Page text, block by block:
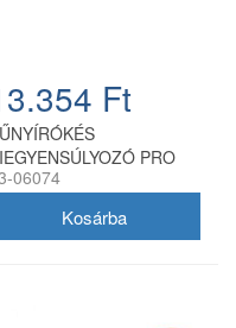
Ft
PRO
06074